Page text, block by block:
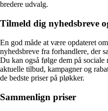
bredere udvalg.
Tilmeld dig nyhedsbreve
En god måde at være opdateret
nyhedsbreve fra forhandlere, der
Du kan også følge dem på
aktuelle tilbud, kampagner og
de bedste priser på pløkker.
Sammenlign priser